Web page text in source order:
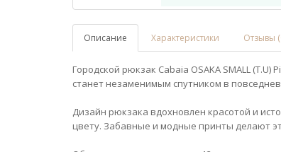
Описание Характеристики Отзывы
Городской рюкзак Cabaia OSAKA SMALL
станет незаменимым спутником в
Дизайн рюкзака вдохновлен красотой и
цвету. Забавные и модные принты делают